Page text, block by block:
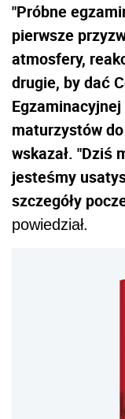
"Próbne
pierwsze
atmosfery,
drugie, by dać
maturzystów
wskazał. "Dziś
jesteśmy
szczegóły
powiedział.